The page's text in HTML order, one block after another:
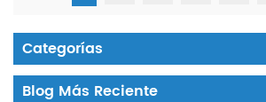
Categorías
Blog Más Reciente